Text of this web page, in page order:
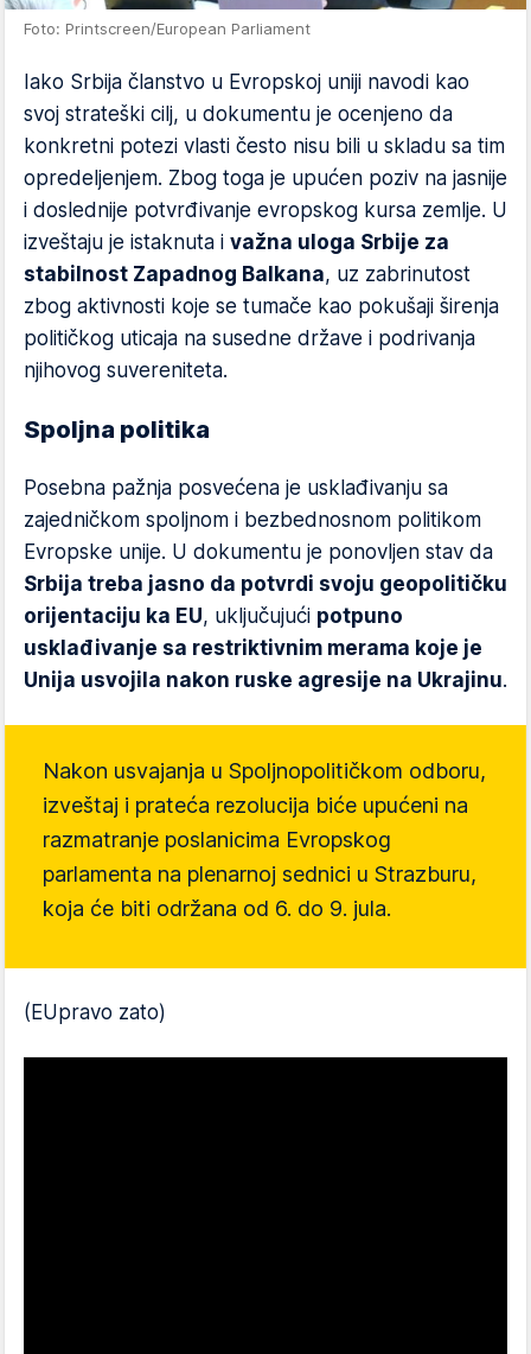
Foto: Printscreen/European Parliament
Iako Srbija članstvo u Evropskoj uniji navodi kao
svoj strateški cilj, u dokumentu je ocenjeno da
konkretni potezi vlasti često nisu bili u skladu sa tim
opredeljenjem. Zbog toga je upućen poziv na jasnije
i doslednije potvrđivanje evropskog kursa zemlje. U
izveštaju je istaknuta i važna uloga Srbije za
stabilnost Zapadnog Balkana, uz zabrinutost
zbog aktivnosti koje se tumače kao pokušaji širenja
političkog uticaja na susedne države i podrivanja
njihovog suvereniteta.
Spoljna politika
Posebna pažnja posvećena je usklađivanju sa
zajedničkom spoljnom i bezbednosnom politikom
Evropske unije. U dokumentu je ponovljen stav da
Srbija treba jasno da potvrdi svoju geopolitičku
orijentaciju ka EU, uključujući potpuno
usklađivanje sa restriktivnim merama koje je
Unija usvojila nakon ruske agresije na Ukrajinu.
Nakon usvajanja u Spoljnopolitičkom odboru,
izveštaj i prateća rezolucija biće upućeni na
razmatranje poslanicima Evropskog
parlamenta na plenarnoj sednici u Strazburu,
koja će biti održana od 6. do 9. jula.
(EUpravo zato)